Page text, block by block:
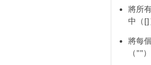
將所
中（[]
將每
（""